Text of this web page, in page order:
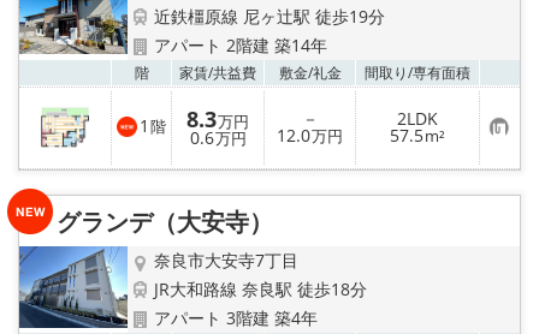
近鉄橿原線 尼ヶ辻駅 徒歩19分
アパート 2階建 築14年
階 家賃/共益費 敷金/礼金 間取り/専有面積
1 階 8.3万円
0.6万円
－
12.0万円
2LDK
57.5m² お
気
に
り
グランデ（大安寺）
奈良市大安寺7丁目
JR大和路線 奈良駅 徒歩18分
アパート 3階建 築4年